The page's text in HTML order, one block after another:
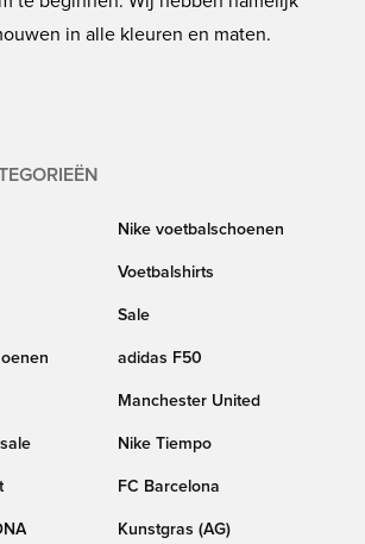
in alle kleuren en maten.
Nike voetbalschoenen
Voetbalshirts
Sale
adidas F50
Manchester United
Nike Tiempo
FC Barcelona
Kunstgras (AG)